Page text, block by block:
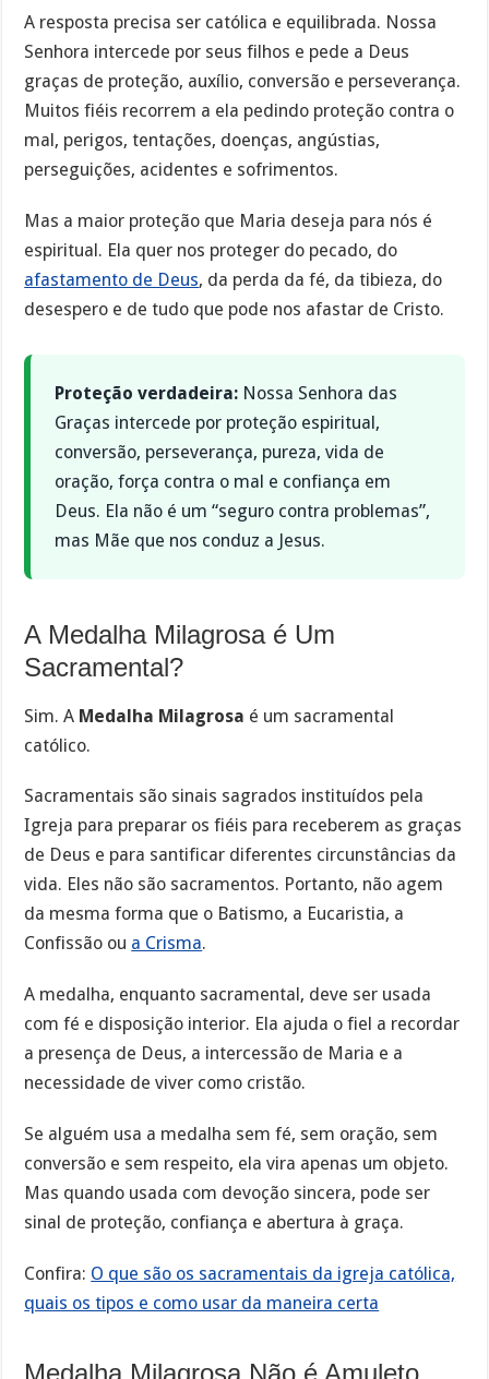
A resposta precisa ser católica e equilibrada. Nossa
Senhora intercede por seus filhos e pede a Deus
graças de proteção, auxílio, conversão e perseverança.
Muitos fiéis recorrem a ela pedindo proteção contra o
mal, perigos, tentações, doenças, angústias,
perseguições, acidentes e sofrimentos.
Mas a maior proteção que Maria deseja para nós é
espiritual. Ela quer nos proteger do pecado, do
afastamento de Deus, da perda da fé, da tibieza, do
desespero e de tudo que pode nos afastar de Cristo.
Proteção verdadeira: Nossa Senhora das
Graças intercede por proteção espiritual,
conversão, perseverança, pureza, vida de
oração, força contra o mal e confiança em
Deus. Ela não é um “seguro contra problemas”,
mas Mãe que nos conduz a Jesus.
A Medalha Milagrosa é Um
Sacramental?
Sim. A Medalha Milagrosa é um sacramental
católico.
Sacramentais são sinais sagrados instituídos pela
Igreja para preparar os fiéis para receberem as graças
de Deus e para santificar diferentes circunstâncias da
vida. Eles não são sacramentos. Portanto, não agem
da mesma forma que o Batismo, a Eucaristia, a
Confissão ou a Crisma.
A medalha, enquanto sacramental, deve ser usada
com fé e disposição interior. Ela ajuda o fiel a recordar
a presença de Deus, a intercessão de Maria e a
necessidade de viver como cristão.
Se alguém usa a medalha sem fé, sem oração, sem
conversão e sem respeito, ela vira apenas um objeto.
Mas quando usada com devoção sincera, pode ser
sinal de proteção, confiança e abertura à graça.
Confira: O que são os sacramentais da igreja católica,
quais os tipos e como usar da maneira certa
Medalha Milagrosa Não é Amuleto